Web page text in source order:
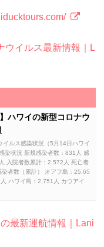
ウイルス最新情報｜L
ハワイの新型コロナウ
イルス感染状況（5月14日ハワイ
染状況 新規感染者数：831人 感
入院者数累計：2,572人 死亡者
者数（累計） オアフ島：25,65
ハワイ島：2,751人 カウアイ
最新運航情報｜Lani